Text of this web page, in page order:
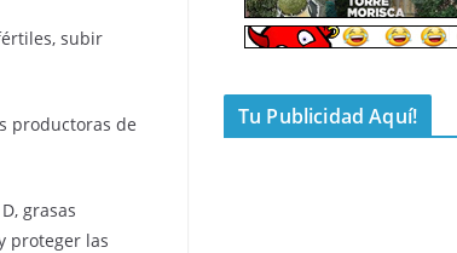
subir
productoras de
grasas
proteger las
Tu Publicidad Aquí!